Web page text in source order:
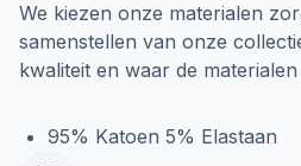
We kiezen onze materialen
samenstellen van onze
kwaliteit en waar de
95% Katoen 5% Elastaan